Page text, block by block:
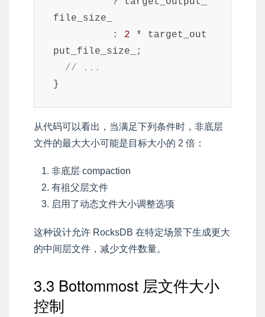
file_size_
          :
2 * target_out
put_file_size_;
// ...
}
从代码可以看出，当满足下列条件时，非底层
文件的最大大小可能是目标大小的 2 倍：
非底层 compaction
有祖父层文件
启用了动态文件大小调整选项
这种设计允许 RocksDB 在特定场景下生成更大
的中间层文件，减少文件数量。
3.3 Bottommost 层文件大小
控制